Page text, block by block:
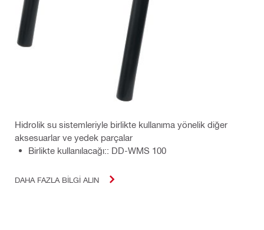
Hidrolik su sistemleriyle birlikte kullanıma yönelik diğer
aksesuarlar ve yedek parçalar
Birlikte kullanılacağı:: DD-WMS 100
DAHA FAZLA BILGI ALIN